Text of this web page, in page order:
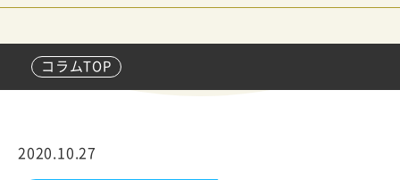
コラムTOP
2020.10.27